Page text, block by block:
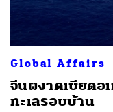
Global Affairs
จีนผงาดเบียดอ
ทะเลรอบบ้าน